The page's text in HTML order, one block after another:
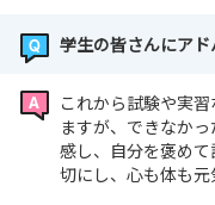
学生の皆さんにア
これから試験や実
ますが、できなか
感し、自分を褒め
切にし、心も体も元